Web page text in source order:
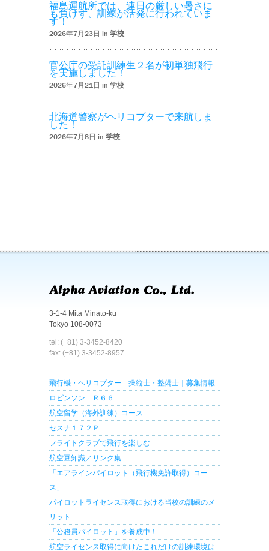
福島運航所では、連日の厳しい暑さに
も負けず、訓練が活発に行われていま
す！
2026年7月23日 in 学校
官公庁の受託訓練生２名が初単独飛行
を実施しました！
2026年7月21日 in 学校
北海道警察がヘリコプターで来航しま
した！
2026年7月8日 in 学校
3-1-4 Mita Minato-ku
Tokyo 108-0073
tel: (+81) 3-3452-8420
fax: (+81) 3-3452-8957
飛行機・ヘリコプター 操縦士・整備士｜募集情報
ロビンソン Ｒ６６
航空留学（海外訓練）コース
セスナ１７２Ｐ
フライトクラブで飛行を楽しむ
航空豆知識／リンク集
「エアラインパイロット（飛行機免許取得）コー
ス」
パイロットライセンス取得における当校の訓練のメ
リット
「公務員パイロット」を養成中！
航空ライセンス取得に向けたこれだけの訓練環境は